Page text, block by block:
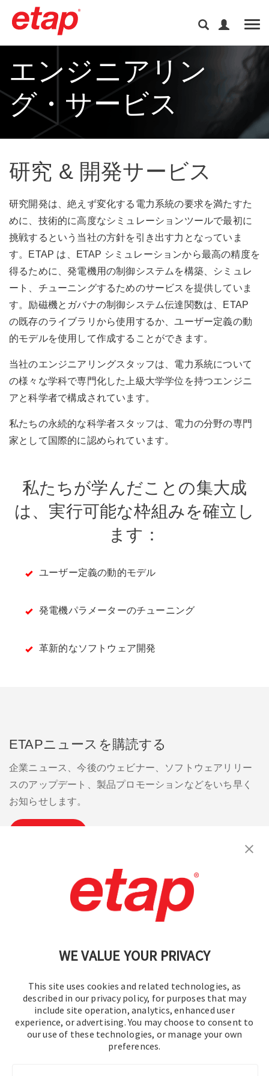
WE VALUE YOUR PRIVACY
This site uses cookies and related technologies, as
described in our privacy policy, for purposes that may
include site operation, analytics, enhanced user
experience, or advertising. You may choose to consent to
our use of these technologies, or manage your own
preferences.
エンジニアリン
グ・サービス
研究 & 開発サービス
研究開発は、絶えず変化する電力系統の要求を満たすた
めに、技術的に高度なシミュレーションツールで最初に
挑戦するという当社の方針を引き出す力となっていま
す。ETAP は、ETAP シミュレーションから最高の精度を
得るために、発電機用の制御システムを構築、シミュレ
ート、チューニングするためのサービスを提供していま
す。励磁機とガバナの制御システム伝達関数は、ETAP
の既存のライブラリから使用するか、ユーザー定義の動
的モデルを使用して作成することができます。
当社のエンジニアリングスタッフは、電力系統について
の様々な学科で専門化した上級大学学位を持つエンジニ
アと科学者で構成されています。
私たちの永続的な科学者スタッフは、電力の分野の専門
家として国際的に認められています。
私たちが学んだことの集大成
は、実行可能な枠組みを確立し
ます：
ユーザー定義の動的モデル
発電機パラメーターのチューニング
革新的なソフトウェア開発
ETAPニュースを購読する
企業ニュース、今後のウェビナー、ソフトウェアリリー
スのアップデート、製品プロモーションなどをいち早く
お知らせします。
お問い合わせください。 | 利用規約
プライバシーポリシー | サイトマップ
© 2016-2026 オペレーションテクノロジー株式会社
All rights reserved.